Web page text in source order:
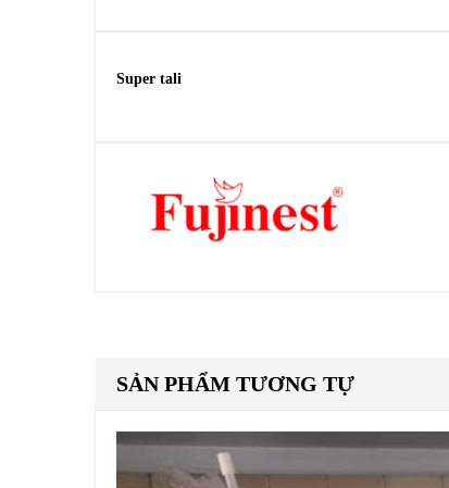
Super tali
SẢN PHẨM TƯƠNG TỰ